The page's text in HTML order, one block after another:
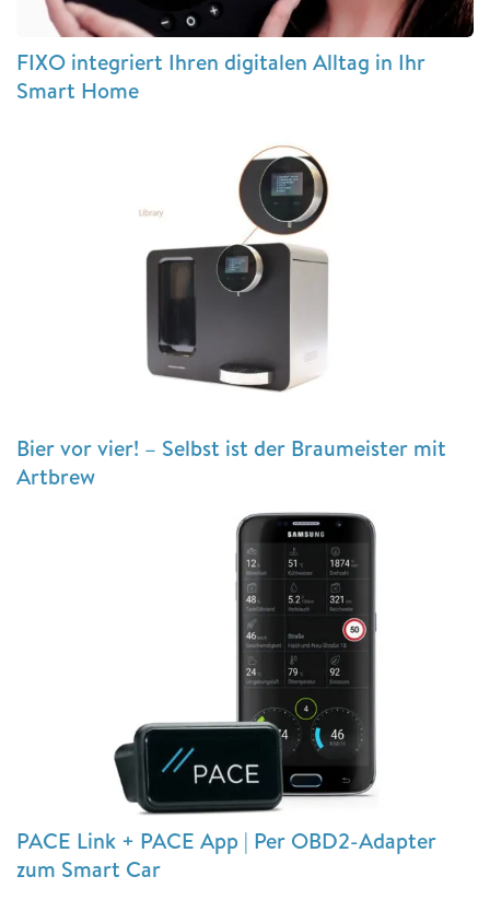
FIXO integriert Ihren digitalen Alltag in Ihr
Smart Home
Bier vor vier! – Selbst ist der Braumeister mit
Artbrew
PACE Link + PACE App | Per OBD2-Adapter
zum Smart Car